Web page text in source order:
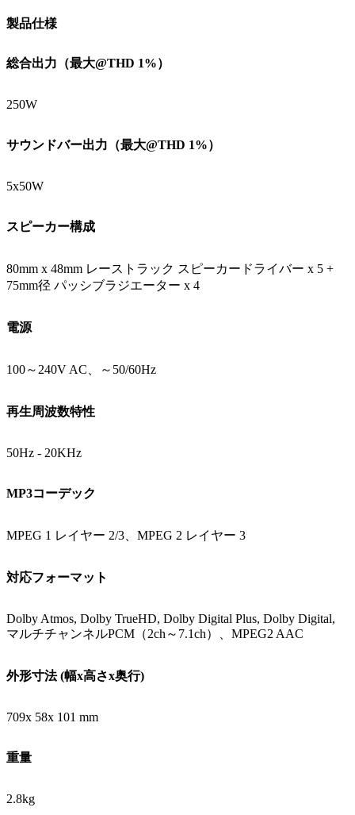
製品仕様
総合出力（最大@THD 1%）
250W
サウンドバー出力（最大@THD 1%）
5x50W
スピーカー構成
80mm x 48mm レーストラック スピーカードライバー x 5 +
75mm径 パッシブラジエーター x 4
電源
100～240V AC、～50/60Hz
再生周波数特性
50Hz - 20KHz
MP3コーデック
MPEG 1 レイヤー 2/3、MPEG 2 レイヤー 3
対応フォーマット
Dolby Atmos, Dolby TrueHD, Dolby Digital Plus, Dolby Digital,
マルチチャンネルPCM（2ch～7.1ch）、MPEG2 AAC
外形寸法 (幅x高さx奥行)
709x 58x 101 mm
重量
2.8kg